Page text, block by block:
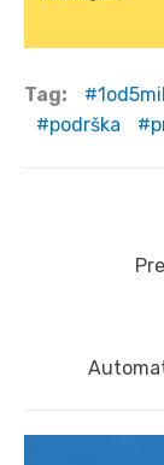
Tag:
podrška
navigation
Next